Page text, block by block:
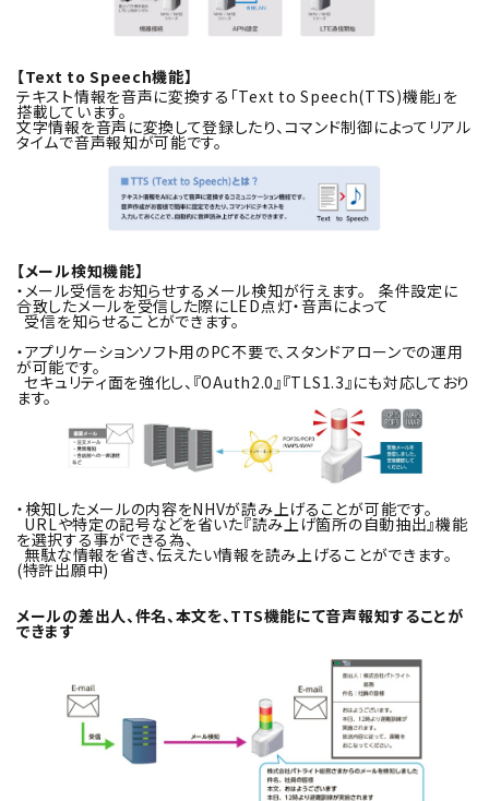
【Text to Speech機能】
テキスト情報を音声に変換する「Text to Speech(TTS)機能」を
搭載しています。
文字情報を音声に変換して登録したり、コマンド制御によってリアル
タイムで音声報知が可能です。
【メール検知機能】
・メール受信をお知らせするメール検知が行えます。 条件設定に
合致したメールを受信した際にLED点灯・音声によって
受信を知らせることができます。
・アプリケーションソフト用のPC不要で、スタンドアローンでの運用
が可能です。
セキュリティ面を強化し、『OAuth2.0』『TLS1.3』にも対応しており
ます。
・検知したメールの内容をNHVが読み上げることが可能です。
URLや特定の記号などを省いた『読み上げ箇所の自動抽出』機能
を選択する事ができる為、
無駄な情報を省き、伝えたい情報を読み上げることができます。
(特許出願中)
メールの差出人、件名、本文を、TTS機能にて音声報知することが
できます